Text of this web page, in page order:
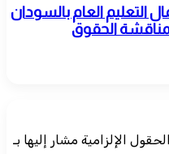
التعليم العام بالسودان
الحقوق
الحقول الإلزامية مشار إليها بـ